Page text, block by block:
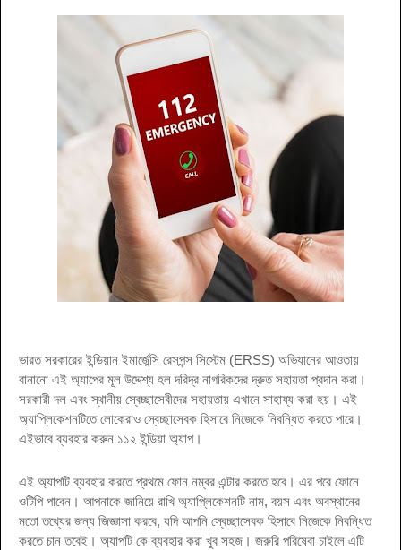
ভারত সরকারের ইন্ডিয়ান ইমার্জেন্সি রেসপন্স সিস্টেম (ERSS) অভিযানের আওতায়
বানানো এই অ্যাপের মূল উদ্দেশ্য হল দরিদ্র নাগরিকদের দ্রুত সহায়তা প্রদান করা।
সরকারী দল এবং স্থানীয় স্বেচ্ছাসেবীদের সহায়তায় এখানে সাহায্য করা হয়। এই
অ্যাপ্লিকেশনটিতে লোকেরাও স্বেচ্ছাসেবক হিসাবে নিজেকে নিবন্ধিত করতে পারে।
এইভাবে ব্যবহার করুন ১১২ ইন্ডিয়া অ্যাপ।
এই অ্যাপটি ব্যবহার করতে প্রথমে ফোন নম্বর এন্টার করতে হবে। এর পরে ফোনে
ওটিপি পাবেন। আপনাকে জানিয়ে রাখি অ্যাপ্লিকেশনটি নাম, বয়স এবং অবস্থানের
মতো তথ্যের জন্য জিজ্ঞাসা করবে, যদি আপনি স্বেচ্ছাসেবক হিসাবে নিজেকে নিবন্ধিত
করতে চান তবেই। অ্যাপটি কে ব্যবহার করা খুব সহজ। জরুরি পরিষেবা চাইলে এটি